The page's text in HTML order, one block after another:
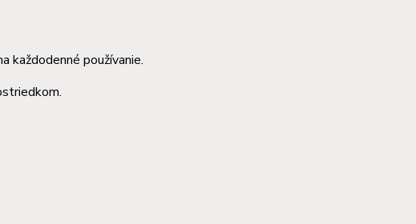
každodenné používanie.